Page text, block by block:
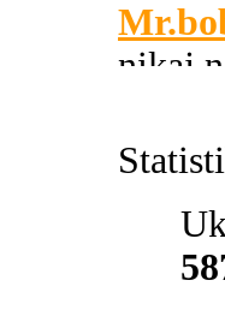
nikaj
SOA
El